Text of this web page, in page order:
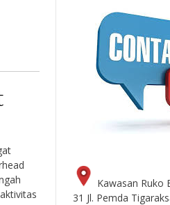
Kawasan Ruko
31 Jl. Pemda